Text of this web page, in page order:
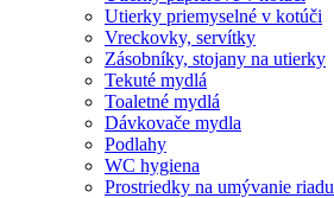
Utierky priemyselné v kotúči
Vreckovky, servítky
Zásobníky, stojany na utierky
Tekuté mydlá
Toaletné mydlá
Dávkovače mydla
Podlahy
WC hygiena
Prostriedky na umývanie riadu